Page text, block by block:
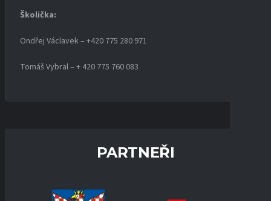
Školička:
Ondřej Václavek – +420 775 280 971
Tomáš Vybral – + 420 775 760 083
PARTNEŘI